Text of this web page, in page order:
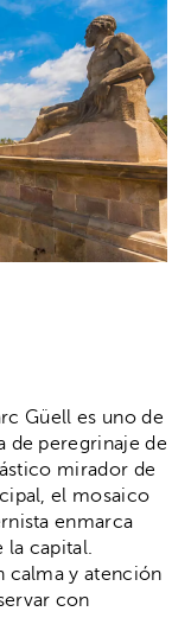
Güell es uno de
de peregrinaje de
mirador de
el mosaico
enmarca
la capital.
calma y atención
con